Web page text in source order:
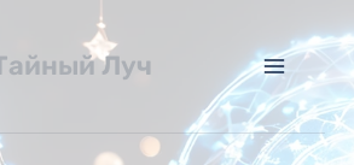
Луч